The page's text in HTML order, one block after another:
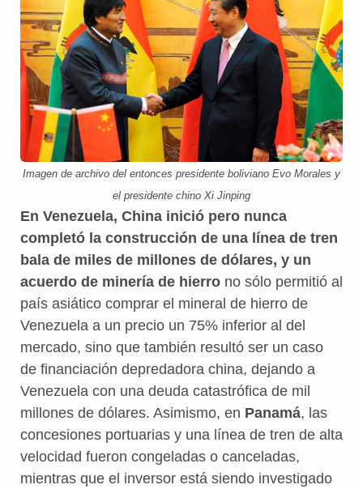
Imagen de archivo del entonces presidente boliviano Evo Morales y
el presidente chino Xi Jinping
En Venezuela, China inició pero nunca
completó la construcción de una línea de tren
bala de miles de millones de dólares, y un
acuerdo de minería de hierro no sólo permitió al
país asiático comprar el mineral de hierro de
Venezuela a un precio un 75% inferior al del
mercado, sino que también resultó ser un caso
de financiación depredadora china, dejando a
Venezuela con una deuda catastrófica de mil
millones de dólares. Asimismo, en Panamá, las
concesiones portuarias y una línea de tren de alta
velocidad fueron congeladas o canceladas,
mientras que el inversor está siendo investigado